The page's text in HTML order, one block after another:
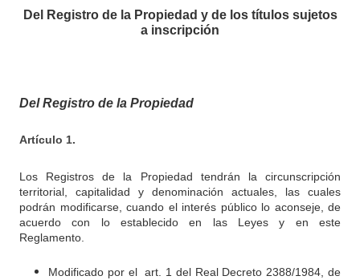
Del Registro de la Propiedad y de los títulos sujetos
a inscripción
Del Registro de la Propiedad
Artículo 1.
Los Registros de la Propiedad tendrán la circunscripción
territorial, capitalidad y denominación actuales, las cuales
podrán modificarse, cuando el interés público lo aconseje, de
acuerdo con lo establecido en las Leyes y en este
Reglamento.
Modificado por el art. 1 del Real Decreto 2388/1984, de